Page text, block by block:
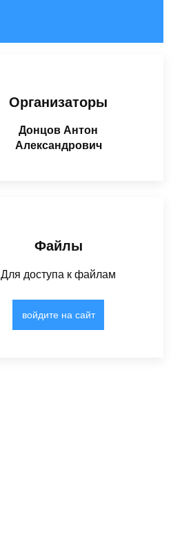
Организаторы
Донцов Антон
Александрович
Файлы
Для доступа к файлам
войдите на сайт